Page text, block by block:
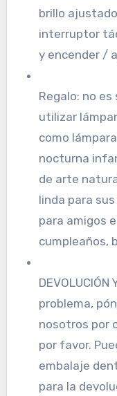
brillo
interruptor
y encender /
Regalo: no
utilizar
como
nocturna
de arte
linda para
para amigos
cumpleaños,
problema,
nosotros por
por favor.
embalaje
para la